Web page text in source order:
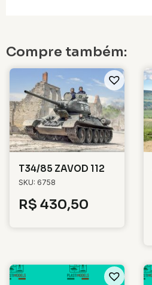
Compre também:
T34/85 ZAVOD 112
SKU: 6758
R$ 430,50